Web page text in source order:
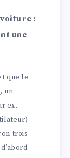
:
une
que le
un
ex.
trois